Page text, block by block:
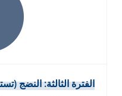
الفترة الثالثة: النضج